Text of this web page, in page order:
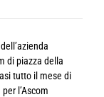
di piazza della
tutto il mese di
l’Ascom